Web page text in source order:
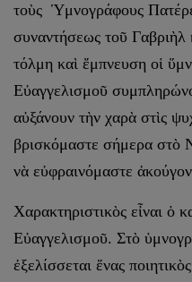
τοὺς Ὑμνογράφους
συναντήσεως τοῦ Γαβριὴλ
τόλμη καὶ ἔμπνευση οἱ
Εὐαγγελισμοῦ
αὐξάνουν τὴν χαρὰ στὶς
βρισκόμαστε σήμερα στὸ
νὰ εὐφραινόμαστε
Χαρακτηριστικὸς εἶναι ὁ
Εὐαγγελισμοῦ. Στὸ
ἐξελίσσεται ἕνας